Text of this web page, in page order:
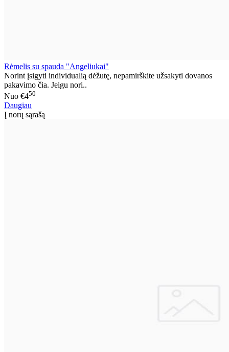
Rėmelis su spauda "Angeliukai"
Norint įsigyti individualią dėžutę, nepamirškite užsakyti dovanos
pakavimo čia. Jeigu nori..
Nuo €450
Daugiau
Į norų sąrašą